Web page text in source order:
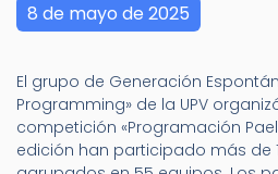
8 de mayo de 2025
El grupo de Generación
Programming» de la UPV organizó
competición «Programación
edición han participado más de